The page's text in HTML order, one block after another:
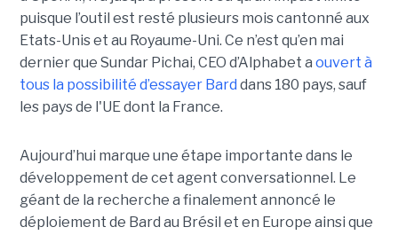
puisque l’outil est resté plusieurs mois cantonné aux
Etats-Unis et au Royaume-Uni. Ce n’est qu’en mai
dernier que Sundar Pichai, CEO d’Alphabet a ouvert à
tous la possibilité d’essayer Bard dans 180 pays, sauf
les pays de l'UE dont la France.
Aujourd’hui marque une étape importante dans le
développement de cet agent conversationnel. Le
géant de la recherche a finalement annoncé le
déploiement de Bard au Brésil et en Europe ainsi que